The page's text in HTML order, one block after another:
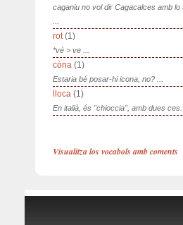
caganiu no vol dir Cagacalces amb lo
rot(1)
*vé > ve ...
còna (1)
Estaria bé posar-hi icona, no? ...
lloca (1)
En italià, és "chioccia", amb dues ces.
Visualitza los vocabols amb coments